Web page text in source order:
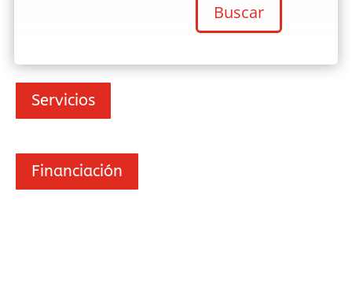
Buscar
Servicios
Financiación